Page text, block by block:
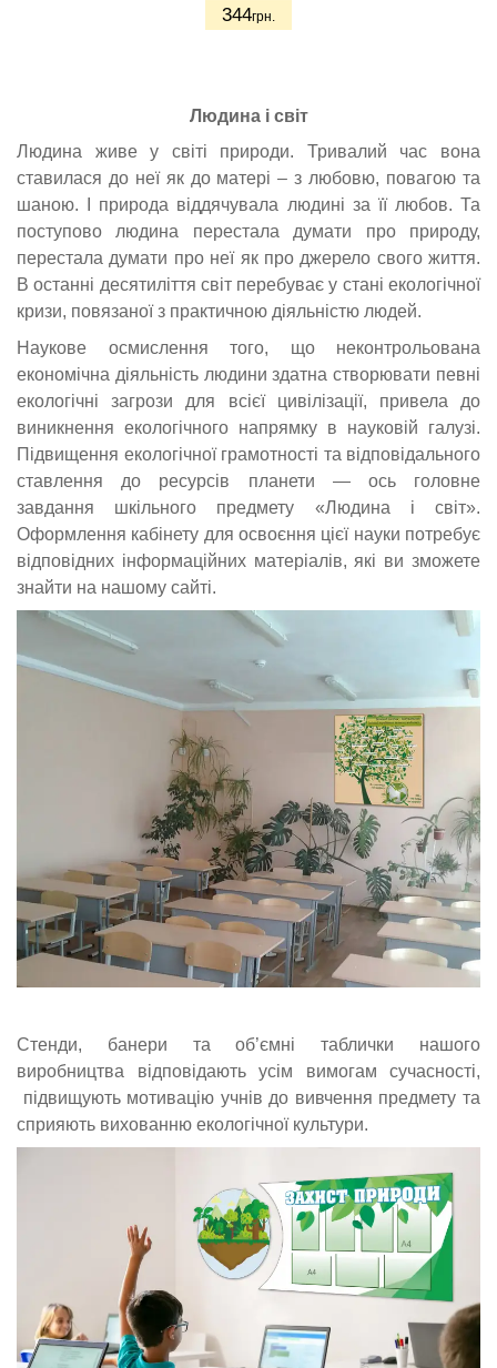
344грн.
Людина і світ
Людина живе у світі природи. Тривалий час вона
ставилася до неї як до матері – з любовю, повагою та
шаною. І природа віддячувала людині за її любов. Та
поступово людина перестала думати про природу,
перестала думати про неї як про джерело свого життя.
В останні десятиліття світ перебуває у стані екологічної
кризи, повязаної з практичною діяльністю людей.
Наукове осмислення того, що неконтрольована
економічна діяльність людини здатна створювати певні
екологічні загрози для всієї цивілізації, привела до
виникнення екологічного напрямку в науковій галузі.
Підвищення екологічної грамотності та відповідального
ставлення до ресурсів планети — ось головне
завдання шкільного предмету «Людина і світ».
Оформлення кабінету для освоєння цієї науки потребує
відповідних інформаційних матеріалів, які ви зможете
знайти на нашому сайті.
Стенди, банери та об’ємні таблички нашого
виробництва відповідають усім вимогам сучасності,
підвищують мотивацію учнів до вивчення предмету та
сприяють вихованню екологічної культури.